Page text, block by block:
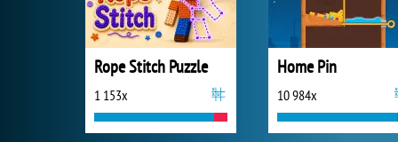
Rope Stitch Puzzle
1 153x
Home Pin
10 984x